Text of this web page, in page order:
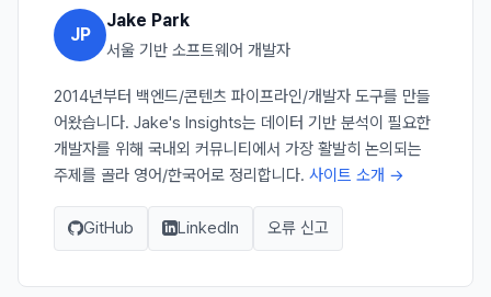
JP
Jake Park
서울 기반 소프트웨어 개발자
2014년부터 백엔드/콘텐츠 파이프라인/개발자 도구를 만들
어왔습니다. Jake's Insights는 데이터 기반 분석이 필요한
개발자를 위해 국내외 커뮤니티에서 가장 활발히 논의되는
주제를 골라 영어/한국어로 정리합니다. 사이트 소개 →
GitHub LinkedIn 오류 신고